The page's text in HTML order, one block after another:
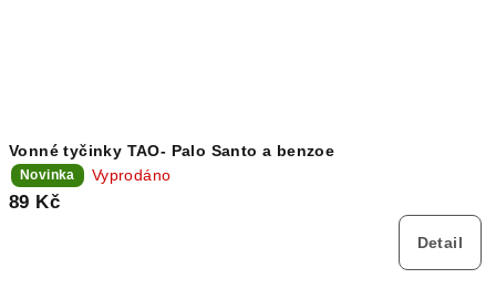
Vonné tyčinky TAO- Palo Santo a benzoe
Novinka Vyprodáno
89 Kč
Detail